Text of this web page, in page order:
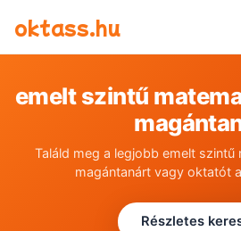
oktass.hu
emelt szintű
Találd meg a legjobb emelt
magántanárt vagy oktatót
Részletes